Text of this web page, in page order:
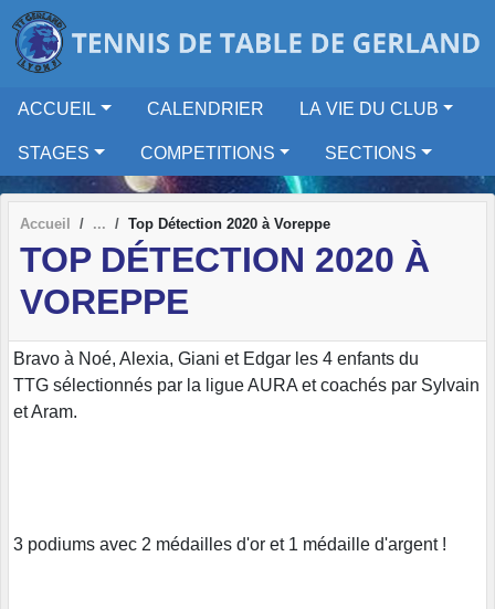
ACCUEIL CALENDRIER LA VIE DU CLUB
STAGES COMPETITIONS SECTIONS
Accueil Top Détection 2020 à Voreppe
TOP DÉTECTION 2020 À
VOREPPE
Bravo à Noé, Alexia, Giani et Edgar les 4 enfants du
TTG sélectionnés par la ligue AURA et coachés par Sylvain
et Aram.
3 podiums avec 2 médailles d'or et 1 médaille d'argent !
Panneau de gestion des cookies